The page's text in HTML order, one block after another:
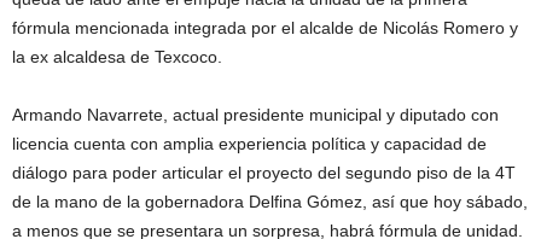
fórmula mencionada integrada por el alcalde de Nicolás Romero y
la ex alcaldesa de Texcoco.
Armando Navarrete, actual presidente municipal y diputado con
licencia cuenta con amplia experiencia política y capacidad de
diálogo para poder articular el proyecto del segundo piso de la 4T
de la mano de la gobernadora Delfina Gómez, así que hoy sábado,
a menos que se presentara un sorpresa, habrá fórmula de unidad.